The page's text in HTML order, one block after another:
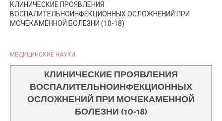
КЛИНИЧЕСКИЕ ПРОЯВЛЕНИЯ
ВОСПАЛИТЕЛЬНОИНФЕКЦИОННЫХ ОСЛОЖНЕНИЙ ПРИ
МОЧЕКАМЕННОЙ БОЛЕЗНИ (10-18)
МЕДИЦИНСКИЕ НАУКИ
КЛИНИЧЕСКИЕ ПРОЯВЛЕНИЯ
ВОСПАЛИТЕЛЬНОИНФЕКЦИОННЫХ
ОСЛОЖНЕНИЙ ПРИ МОЧЕКАМЕННОЙ
БОЛЕЗНИ (10-18)